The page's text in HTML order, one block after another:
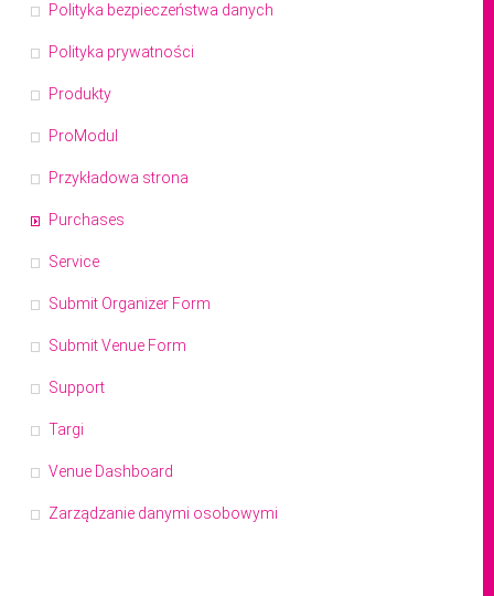
Polityka bezpieczeństwa danych
Polityka prywatności
Produkty
ProModul
Przykładowa strona
Purchases
Service
Submit Organizer Form
Submit Venue Form
Support
Targi
Venue Dashboard
Zarządzanie danymi osobowymi